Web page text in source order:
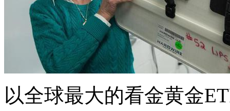
以全球最大的看金黄金